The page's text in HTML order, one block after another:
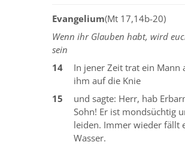
Evangelium(Mt 17,14b-20)
Wenn ihr Glauben habt, wird
sein
14
In jener Zeit trat ein Mann
ihm auf die Knie
15
und sagte: Herr, hab
Sohn! Er ist mondsüchtig
leiden. Immer wieder fällt
Wasser.